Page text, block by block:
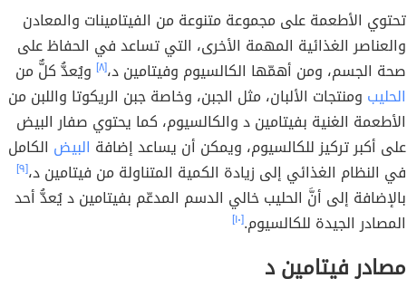
تحتوي الأطعمة على مجموعة متنوعة من الفيتامينات والمعادن
والعناصر الغذائية المهمة الأخرى، التي تساعد في الحفاظ على
صحة الجسم، ومن أهمّها الكالسيوم وفيتامين د،[٨]
ويُعدُّ كلٌّ من
الحليب ومنتجات الألبان، مثل الجبن، وخاصة جبن الريكوتا واللبن من
الأطعمة الغنية بفيتامين د والكالسيوم، كما يحتوي صفار البيض
على أكبر تركيز للكالسيوم، ويمكن أن يساعد إضافة البيض الكامل
في النظام الغذائي إلى زيادة الكمية المتناولة من فيتامين د،[٩]
بالإضافة إلى أنَّ الحليب خالي الدسم المدعّم بفيتامين د يُعدُّ أحد
المصادر الجيدة للكالسيوم.[١٠]
مصادر فيتامين د